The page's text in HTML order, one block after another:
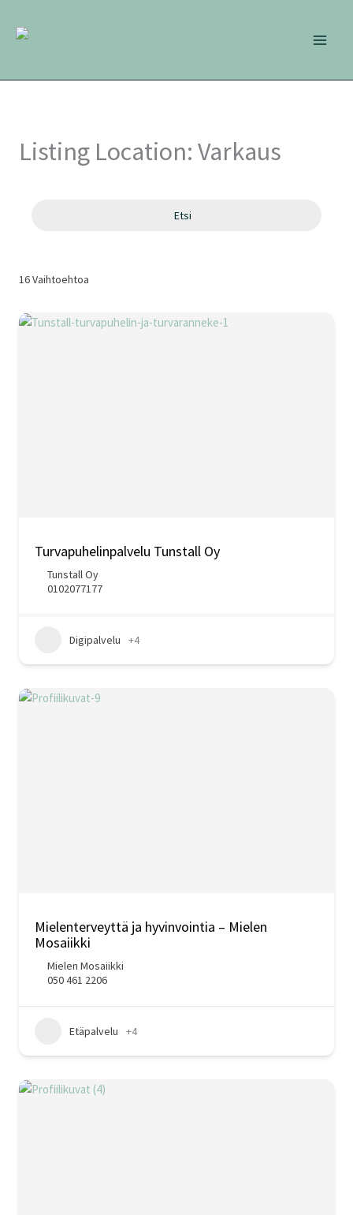
sisältöön
Listing Location: Varkaus
Etsi
16Vaihtoehtoa
Turvapuhelinpalvelu Tunstall Oy
Tunstall Oy
0102077177
Digipalvelu +4
Mielenterveyttä ja hyvinvointia – Mielen
Mosaiikki
Mielen Mosaiikki
050 461 2206
Etäpalvelu +4